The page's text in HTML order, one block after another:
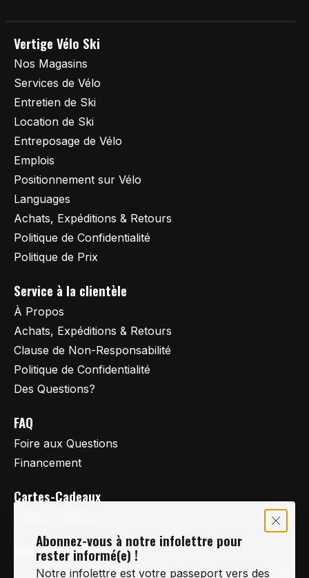
Vertige Vélo Ski
Nos Magasins
Services de Vélo
Entretien de Ski
Location de Ski
Entreposage de Vélo
Emplois
Positionnement sur Vélo
Languages
Achats, Expéditions & Retours
Politique de Confidentialité
Politique de Prix
Service à la clientèle
À Propos
Achats, Expéditions & Retours
Clause de Non-Responsabilité
Politique de Confidentialité
Des Questions?
FAQ
Foire aux Questions
Financement
Cartes-Cadeaux
Vertige Vélo Ski
La référence en vélo de route, vélo de montagne et
Abonnez-vous à notre infolettre pour
rester informé(e) !
Notre infolettre est votre passeport vers des